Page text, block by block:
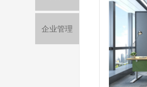
企业管理